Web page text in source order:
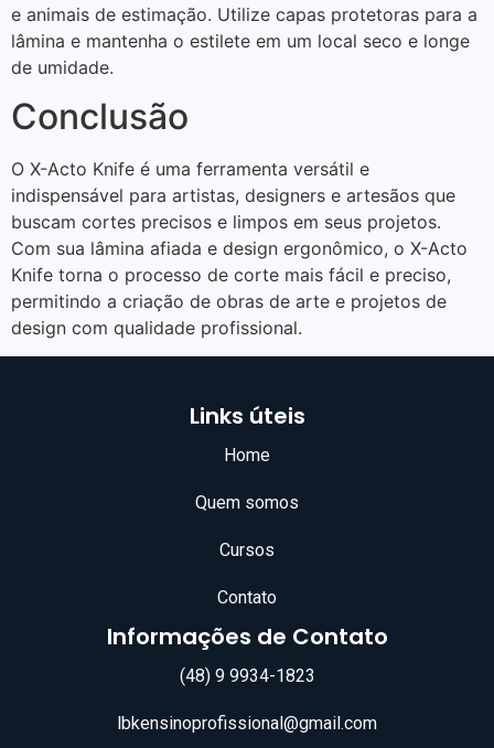
e animais de estimação. Utilize capas protetoras para a
lâmina e mantenha o estilete em um local seco e longe
de umidade.
Conclusão
O X-Acto Knife é uma ferramenta versátil e
indispensável para artistas, designers e artesãos que
buscam cortes precisos e limpos em seus projetos.
Com sua lâmina afiada e design ergonômico, o X-Acto
Knife torna o processo de corte mais fácil e preciso,
permitindo a criação de obras de arte e projetos de
design com qualidade profissional.
Links úteis
Home
Quem somos
Cursos
Contato
Informações de Contato
(48) 9 9934-1823
lbkensinoprofissional@gmail.com